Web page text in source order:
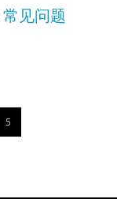
常见问题
Go
to
5